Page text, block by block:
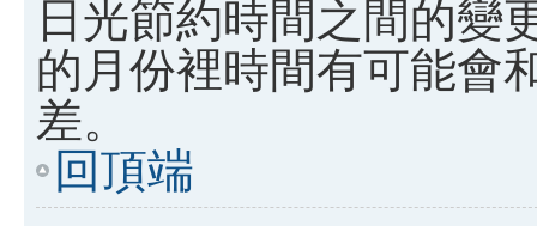
日光節約時間之間的變
的月份裡時間有可能會
差。
回頂端